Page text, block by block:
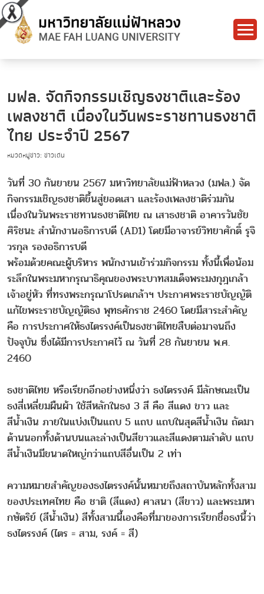
มฟล. จัดกิจกรรมเชิญธงชาติและร้อง
เพลงชาติ เนื่องในวันพระราชทานธงชาติ
ไทย ประจำปี 2567
หมวดหมู่ข่าว: ข่าวเด่น
วันที่ 30 กันยายน 2567 มหาวิทยาลัยแม่ฟ้าหลวง (มฟล.) จัด
กิจกรรมเชิญธงชาติขึ้นสู่ยอดเสา และร้องเพลงชาติร่วมกัน
เนื่องในวันพระราชทานธงชาติไทย ณ เสาธงชาติ อาคารวันชัย
ศิริชนะ สำนักงานอธิการบดี (AD1) โดยมีอาจารย์วิทยาศักดิ์ รุจิ
วรกุล รองอธิการบดี
พร้อมด้วยคณะผู้บริหาร พนักงานเข้าร่วมกิจกรรม ทั้งนี้เพื่อน้อม
ระลึกในพระมหากรุณาธิคุณของพระบาทสมเด็จพระมงกุฎเกล้า
เจ้าอยู่หัว ที่ทรงพระกรุณาโปรดเกล้าฯ ประกาศพระราชบัญญัติ
แก้ไขพระราชบัญญัติธง พุทธศักราช 2460 โดยมีสาระสำคัญ
คือ การประกาศให้ธงไตรรงค์เป็นธงชาติไทยสืบต่อมาจนถึง
ปัจจุบัน ซึ่งได้มีการประกาศไว้ ณ วันที่ 28 กันยายน พ.ศ.
2460
ธงชาติไทย หรือเรียกอีกอย่างหนึ่งว่า ธงไตรรงค์ มีลักษณะเป็น
ธงสี่เหลี่ยมผืนผ้า ใช้สีหลักในธง 3 สี คือ สีแดง ขาว และ
สีน้ำเงิน ภายในแบ่งเป็นแถบ 5 แถบ แถบในสุดสีน้ำเงิน ถัดมา
ด้านนอกทั้งด้านบนและล่างเป็นสีขาวและสีแดงตามลำดับ แถบ
สีน้ำเงินมีขนาดใหญ่กว่าแถบสีอื่นเป็น 2 เท่า
ความหมายสำคัญของธงไตรรงค์นั้นหมายถึงสถาบันหลักทั้งสาม
ของประเทศไทย คือ ชาติ (สีแดง) ศาสนา (สีขาว) และพระมหา
กษัตริย์ (สีน้ำเงิน) สีทั้งสามนี้เองคือที่มาของการเรียกชื่อธงนี้ว่า
ธงไตรรงค์ (ไตร = สาม, รงค์ = สี)